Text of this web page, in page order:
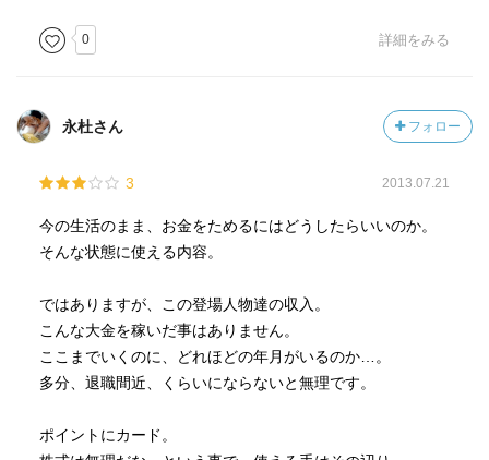
0 詳細をみる
永杜さん フォロー
3 2013.07.21
今の生活のまま、お金をためるにはどうしたらいいのか。
そんな状態に使える内容。
ではありますが、この登場人物達の収入。
こんな大金を稼いだ事はありません。
ここまでいくのに、どれほどの年月がいるのか…。
多分、退職間近、くらいにならないと無理です。
ポイントにカード。